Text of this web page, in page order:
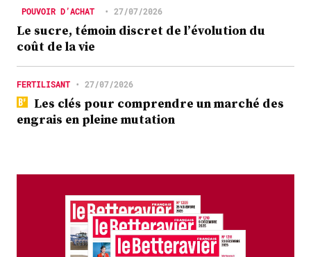
POUVOIR D’ACHAT • 27/07/2026
Le sucre, témoin discret de l’évolution du
coût de la vie
FERTILISANT • 27/07/2026
Les clés pour comprendre un marché des
engrais en pleine mutation